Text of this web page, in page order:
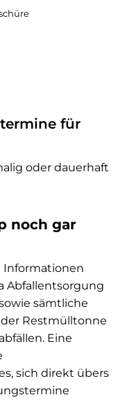
für
oder dauerhaft
noch gar
Informationen
Abfallentsorgung
sämtliche
Restmülltonne
Eine
sich direkt übers